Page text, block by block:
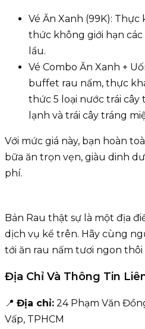
Vé Ăn Xanh (99K):
thức không giới hạn
lẩu.
Vé Combo Ăn Xanh +
buffet rau nấm, thực
thức 5 loại nước trái
lạnh và trái cây tráng
Với mức giá này, bạn hoàn
bữa ăn trọn vẹn, giàu dinh
phí.
Bản Rau thật sự là một địa
dịch vụ kể trên. Hãy cùng
tới ăn rau nấm tươi ngon thôi
Địa Chỉ Và Thông Tin
📍 Địa chỉ: 24 Phạm Văn
Vấp, TPHCM